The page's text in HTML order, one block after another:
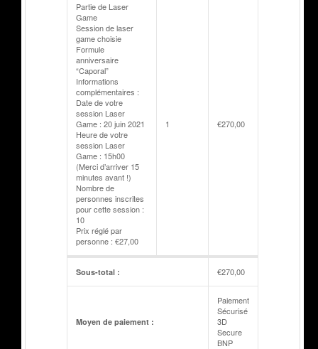
Partie de Laser
Game
Session de laser
game choisie
Formule
anniversaire
“Caporal”
Informations
complémentaires :
Date de votre
session Laser
Game : 20 juin 2021
Heure de votre
session Laser
Game : 15h00
(Merci d’arriver 15
minutes avant !)
Nombre de
personnes inscrites
pour cette session :
10
Prix réglé par
personne : €27,00
1 €270,00
Sous-total : €270,00
Moyen de paiement :
Paiement
Sécurisé
3D
Secure
BNP